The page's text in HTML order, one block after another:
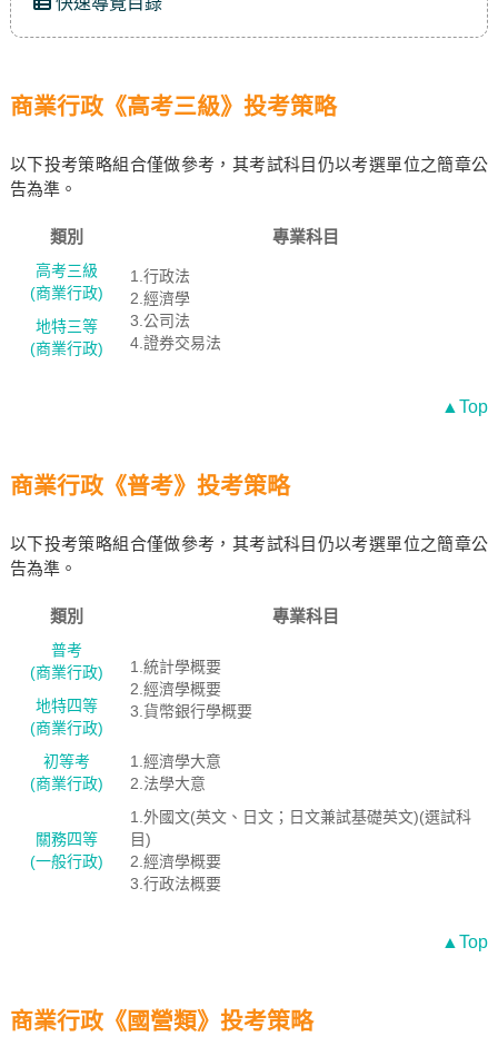
商業行政《高考三級》投考策略
以下投考策略組合僅做參考，其考試科目仍以考選單位之簡章公
告為準。
類別 專業科目
高考三級
(商業行政)
1.行政法
2.經濟學
3.公司法
4.證券交易法
地特三等
(商業行政)
▲Top
商業行政《普考》投考策略
以下投考策略組合僅做參考，其考試科目仍以考選單位之簡章公
告為準。
類別 專業科目
普考
(商業行政)
1.統計學概要
2.經濟學概要
3.貨幣銀行學概要
地特四等
(商業行政)
初等考
(商業行政)
1.經濟學大意
2.法學大意
關務四等
(一般行政)
1.外國文(英文、日文；日文兼試基礎英文)(選試科
目)
2.經濟學概要
3.行政法概要
▲Top
商業行政《國營類》投考策略